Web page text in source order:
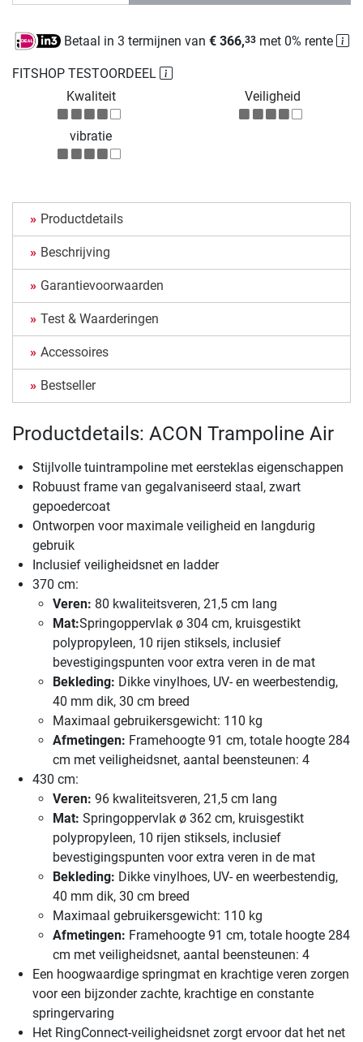
FITSHOP TESTOORDEEL
Kwaliteit
Veiligheid
vibratie
Betaal in 3 termijnen van € 366,33 met 0% rente
Productdetails
Beschrijving
Garantievoorwaarden
Test & Waarderingen
Accessoires
Bestseller
Productdetails: ACON Trampoline Air
Stijlvolle tuintrampoline met eersteklas eigenschappen
Robuust frame van gegalvaniseerd staal, zwart
gepoedercoat
Ontworpen voor maximale veiligheid en langdurig
gebruik
Inclusief veiligheidsnet en ladder
370 cm:
Veren: 80 kwaliteitsveren, 21,5 cm lang
Mat:Springoppervlak ø 304 cm, kruisgestikt
polypropyleen, 10 rijen stiksels, inclusief
bevestigingspunten voor extra veren in de mat
Bekleding: Dikke vinylhoes, UV- en weerbestendig,
40 mm dik, 30 cm breed
Maximaal gebruikersgewicht: 110 kg
Afmetingen: Framehoogte 91 cm, totale hoogte 284
cm met veiligheidsnet, aantal beensteunen: 4
430 cm:
Veren: 96 kwaliteitsveren, 21,5 cm lang
Mat: Springoppervlak ø 362 cm, kruisgestikt
polypropyleen, 10 rijen stiksels, inclusief
bevestigingspunten voor extra veren in de mat
Bekleding: Dikke vinylhoes, UV- en weerbestendig,
40 mm dik, 30 cm breed
Maximaal gebruikersgewicht: 110 kg
Afmetingen: Framehoogte 91 cm, totale hoogte 284
cm met veiligheidsnet, aantal beensteunen: 4
Een hoogwaardige springmat en krachtige veren zorgen
voor een bijzonder zachte, krachtige en constante
springervaring
Het RingConnect-veiligheidsnet zorgt ervoor dat het net